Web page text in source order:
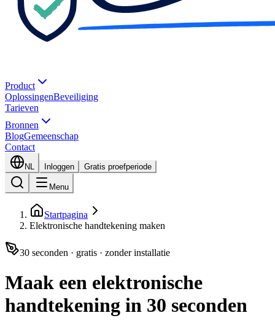
Product
OplossingenBeveiliging
Tarieven
Bronnen
BlogGemeenschap
Contact
NL Inloggen Gratis proefperiode
Menu
Startpagina
Elektronische handtekening maken
30 seconden · gratis · zonder installatie
Maak een elektronische
handtekening in 30 seconden